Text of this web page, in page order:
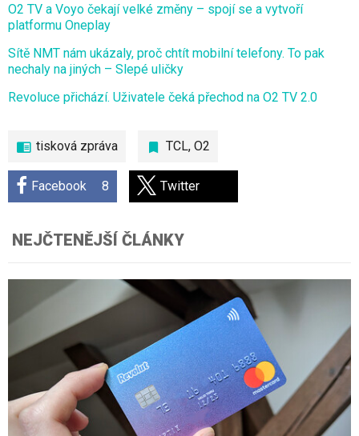
tisková zpráva TCL, O2
Facebook 8 Twitter
O2 TV a Voyo čekají velké změny – spojí se a vytvoří
platformu Oneplay
Sítě NMT nám ukázaly, proč chtít mobilní telefony. To pak
nechaly na jiných – Slepé uličky
Revoluce přichází. Uživatele čeká přechod na O2 TV 2.0
NEJČTENĚJŠÍ ČLÁNKY